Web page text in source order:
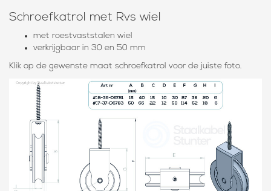
Schroefkatrol met Rvs wiel
met roestvaststalen wiel
verkrijgbaar in 30 en 50 mm
Klik op de gewenste maat schroefkatrol voor de juiste foto.